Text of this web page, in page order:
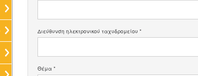
Διεύθυνση ηλεκτρονικού ταχυδρομείου *
Θέμα *